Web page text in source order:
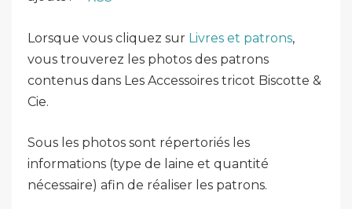
Lorsque vous cliquez sur Livres et patrons,
vous trouverez les photos des patrons
contenus dans Les Accessoires tricot Biscotte &
Cie.
Sous les photos sont répertoriés les
informations (type de laine et quantité
nécessaire) afin de réaliser les patrons.